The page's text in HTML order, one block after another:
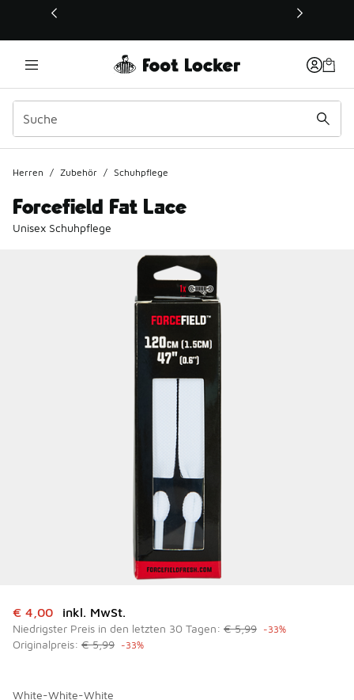
Dieser Link öffnet sich in einem neuen Fenster
Herren / Zubehör / Schuhpflege
Forcefield Fat Lace
Unisex Schuhpflege
Dieser Artikel ist im Sale. Der Preis ist von auf € 4,00
€ 4,00 inkl. MwSt.
Niedrigster Preis in den letzten 30 Tagen: € 5,99 -33%
Originalpreis: € 5,99 -33%
White-White-White